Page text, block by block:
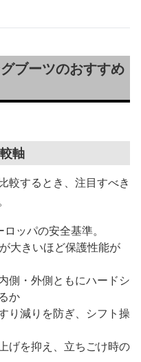
ブーツのおすすめ
軸
較するとき、注目すべき
ロッパの安全基準。
大きいほど保護性能が
側・外側ともにハードシ
か
り減りを防ぎ、シフト操
げを抑え、立ちごけ時の